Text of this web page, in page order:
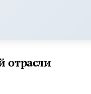
отрасли